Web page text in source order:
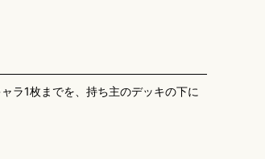
ラ1枚までを、持ち主のデッキの下に